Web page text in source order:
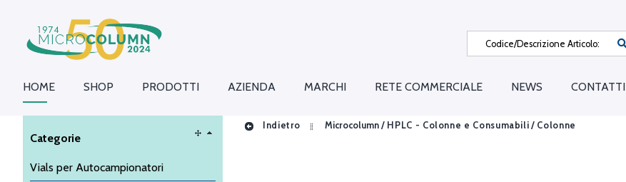
HOME SHOP PRODOTTI AZIENDA MARCHI RETE COMMERCIALE NEWS CONTATTI
Categorie
Vials per Autocampionatori
Indietro Microcolumn / HPLC - Colonne e Consumabili / Colonne